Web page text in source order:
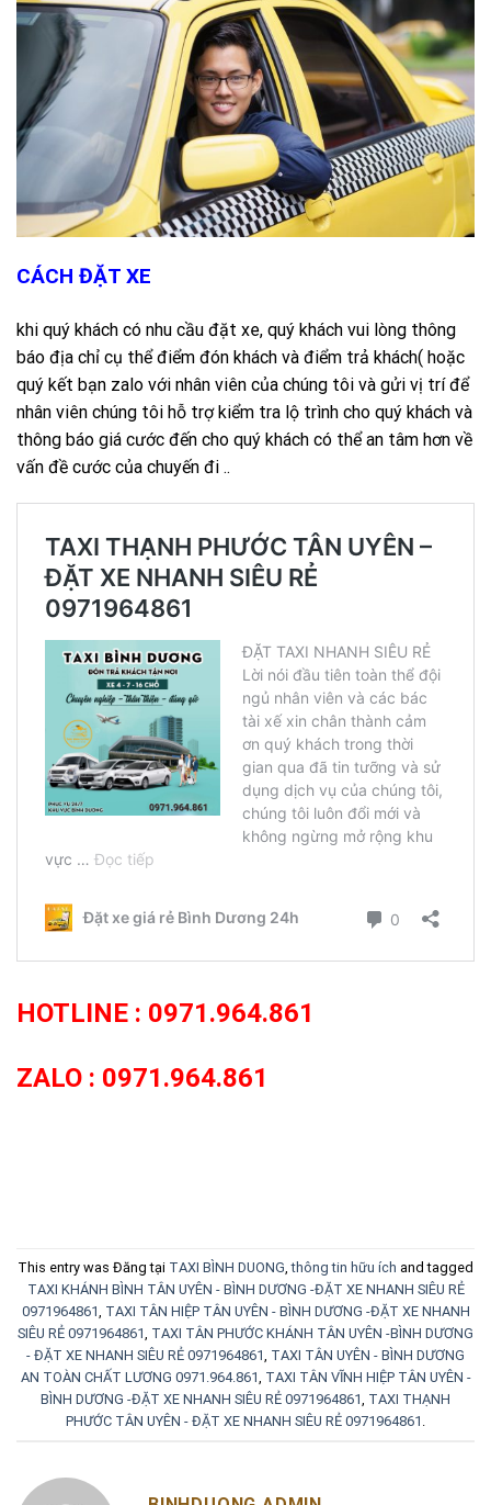
CÁCH ĐẶT XE
khi quý khách có nhu cầu đặt xe, quý khách vui lòng thông
báo địa chỉ cụ thể điểm đón khách và điểm trả khách( hoặc
quý kết bạn zalo với nhân viên của chúng tôi và gửi vị trí để
nhân viên chúng tôi hỗ trợ kiểm tra lộ trình cho quý khách và
thông báo giá cước đến cho quý khách có thể an tâm hơn về
vấn đề cước của chuyến đi ..
HOTLINE : 0971.964.861
ZALO : 0971.964.861
This entry was Đăng tại TAXI BÌNH DUONG ,thông tin hữu ích and tagged
TAXI KHÁNH BÌNH TÂN UYÊN - BÌNH DƯƠNG -ĐẶT XE NHANH SIÊU RẺ
0971964861 TAXI TÂN HIỆP TÂN UYÊN - BÌNH DƯƠNG -ĐẶT XE NHANH
SIÊU RẺ 0971964861 TAXI TÂN PHƯỚC KHÁNH TÂN UYÊN -BÌNH DƯƠNG
- ĐẶT XE NHANH SIÊU RẺ 0971964861 TAXI TÂN UYÊN - BÌNH DƯƠNG
AN TOÀN CHẤT LƯƠNG 0971.964.861 TAXI TÂN VĨNH HIỆP TÂN UYÊN -
BÌNH DƯƠNG -ĐẶT XE NHANH SIÊU RẺ 0971964861 TAXI THẠNH
PHƯỚC TÂN UYÊN - ĐẶT XE NHANH SIÊU RẺ 0971964861